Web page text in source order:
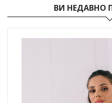
ВИ НЕДАВНО